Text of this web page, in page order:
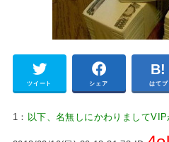
ツイート シェア はてブ
1： 以下、名無しにかわりまして